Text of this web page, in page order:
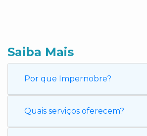
Saiba Mais
Por que Impernobre?
Quais serviços oferecem?